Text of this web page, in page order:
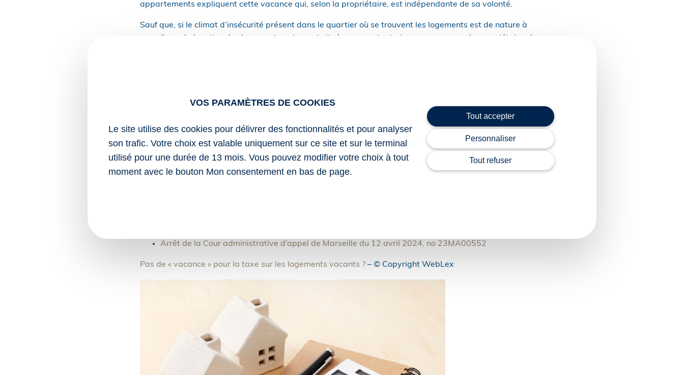
appartements expliquent cette vacance qui, selon la propriétaire, est indépendante de sa volonté.
Sauf que, si le climat d’insécurité présent dans le quartier où se trouvent les logements est de nature à
compliquer la location des logements qui y sont situés, pour autant, rien ne prouve que la propriétaire n’a
que la propriétaire est pour partie responsable, depuis plusieurs années, de la situation de vacance dans
laquelle celle-ci a laissé plusieurs de ses appartements : il en ressort qu’elle n’a pas mis en œuvre les
mesures utiles afin de faire procéder à l’expulsion des occupants indélicats et de condamner l’accès aux
biens afin de permettre leur remise en état.
Ce que confirme le juge : rien ne prouve ici que la propriétaire a accompli les diligences pour chercher à
louer ou céder les logements en cause au prix du marché.
Arrêt de la Cour administrative d’appel de Marseille du 12 avril 2024, no 23MA00552
Pas de « vacance » pour la taxe sur les logements vacants ?– © Copyright WebLex
VOS PARAMÈTRES DE COOKIES
Le site utilise des cookies pour délivrer des fonctionnalités et pour analyser
son trafic. Votre choix est valable uniquement sur ce site et sur le terminal
utilisé pour une durée de 13 mois. Vous pouvez modifier votre choix à tout
moment avec le bouton Mon consentement en bas de page.
Tout accepter
Personnaliser
Tout refuser